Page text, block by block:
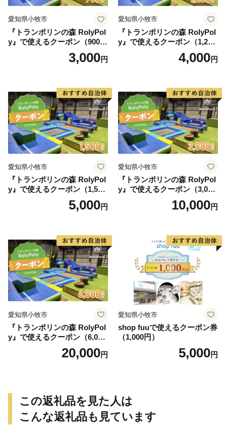
愛知県小牧市
『トランポリンの森 RolyPol
y』で使えるクーポン（900
3,000円
愛知県小牧市
『トランポリンの森 RolyPol
y』で使えるクーポン（1,200
4,000円
愛知県小牧市
『トランポリンの森 RolyPol
y』で使えるクーポン（1,500
5,000円
愛知県小牧市
『トランポリンの森 RolyPol
y』で使えるクーポン（3,000
10,000円
愛知県小牧市
『トランポリンの森 RolyPol
y』で使えるクーポン（6,000
20,000円
愛知県小牧市
shop fuuで使えるクーポン券
（1,000円）
5,000円
この返礼品を見た人は
こんな返礼品も見ています